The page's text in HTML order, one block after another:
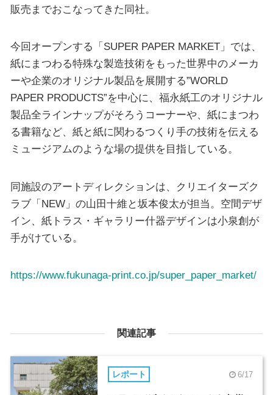
販売までおこなってきた同社。
今回オープンする「SUPER PAPER MARKET」では、
紙にまつわる特殊な製造技術をもった世界中のメーカ
ーや企業のオリジナル製品を展開する”WORLD
PAPER PRODUCTS”を中心に、福永紙工のオリジナル
製品全ラインナップがそろうコーナーや、紙にまつわ
る書籍など、紙と紙に関わるつくり手の技術を伝える
ミュージアムのような場の提供を目指している。
同施設のアートディレクションは、クリエイターズク
ラブ「NEW」の山田十維と坂本俊太が担当。空間デザ
イン、紙トラス・ギャラリー什器デザインは小泉創が
手がけている。
https://www.fukunaga-print.co.jp/super_paper_market/
関連記事
レポート 6/17